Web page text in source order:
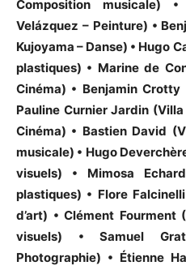
Composition musicale)
Velázquez – Peinture) •
Kujoyama – Danse) • Hugo
plastiques) • Marine de
Cinéma) • Benjamin
Pauline Curnier Jardin
Cinéma) • Bastien David
musicale) • Hugo
visuels) • Mimosa
plastiques) • Flore
d’art) • Clément
visuels) • Samuel
Photographie) • Étienne